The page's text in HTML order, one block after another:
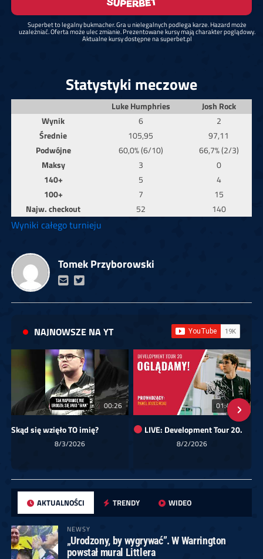
Superbet to legalny bukmacher. Gra u nielegalnych podlega karze. Hazard może
uzależniać. Oferta może ulec zmianie. Prezentowane kursy mają charakter poglądowy.
Aktualne kursy dostępne na superbet.pl
Statystyki meczowe
Luke Humphries
Josh Rock
Wynik
6
2
Średnie
105,95
97,11
Podwójne
60,0% (6/10)
66,7% (2/3)
Maksy
3
0
140+
5
4
100+
7
15
Najw. checkout
52 140
Wyniki całego turnieju
Tomek Przyborowski
NAJNOWSZE NA YT
00:26
Skąd się wzięło TO imię?
8/3/2026
01:40:24
LIVE: Development Tour 20.
8/2/2026
AKTUALNOŚCI TRENDY WIDEO
NEWSY
„Urodzony, by wygrywać”. W Warrington
powstał mural Littlera